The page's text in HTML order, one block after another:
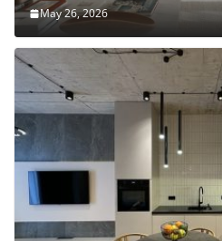
May 26, 2026